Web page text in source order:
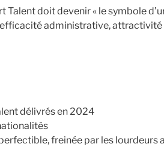
Talent doit devenir « le symbole
administrative,
délivrés en 2024
freinée par les lourdeurs